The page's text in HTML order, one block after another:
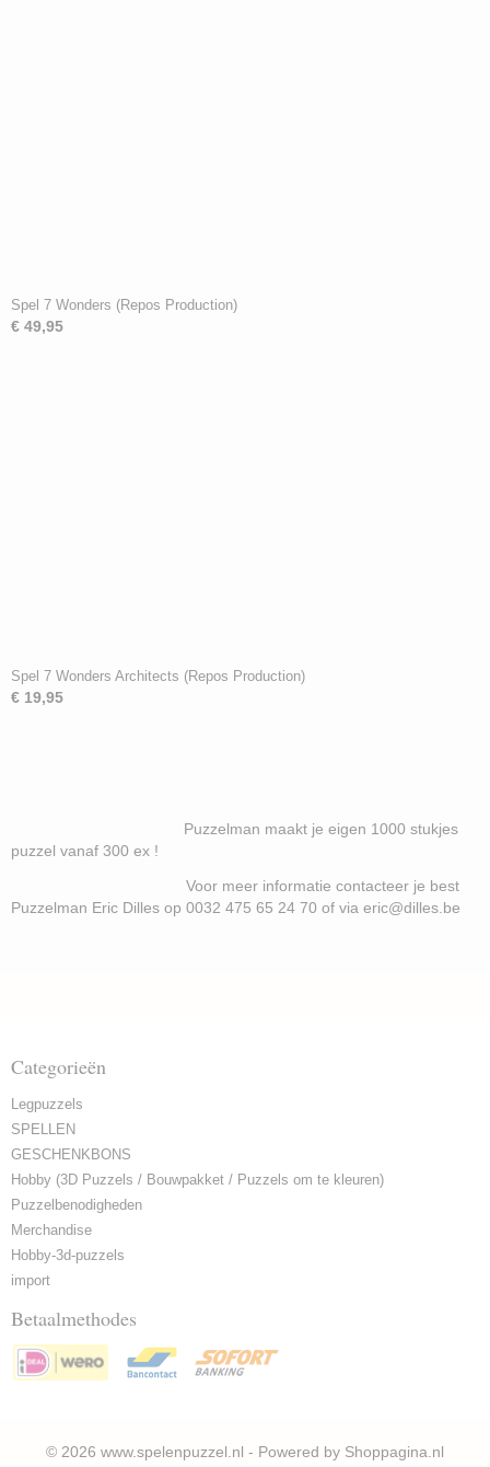
Spel 7 Wonders (Repos Production)
€ 49,95
Spel 7 Wonders Architects (Repos Production)
€ 19,95
Puzzelman maakt je eigen 1000 stukjes
puzzel vanaf 300 ex !
Voor meer informatie contacteer je best
Puzzelman Eric Dilles op 0032 475 65 24 70 of via eric@dilles.be
Categorieën
Legpuzzels
SPELLEN
GESCHENKBONS
Hobby (3D Puzzels / Bouwpakket / Puzzels om te kleuren)
Puzzelbenodigheden
Merchandise
Hobby-3d-puzzels
import
Betaalmethodes
© 2026 www.spelenpuzzel.nl - Powered by Shoppagina.nl